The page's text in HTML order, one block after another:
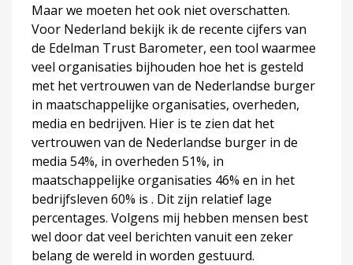
Maar we moeten het ook niet overschatten.
Voor Nederland bekijk ik de recente cijfers van
de Edelman Trust Barometer, een tool waarmee
veel organisaties bijhouden hoe het is gesteld
met het vertrouwen van de Nederlandse burger
in maatschappelijke organisaties, overheden,
media en bedrijven. Hier is te zien dat het
vertrouwen van de Nederlandse burger in de
media 54%, in overheden 51%, in
maatschappelijke organisaties 46% en in het
bedrijfsleven 60% is . Dit zijn relatief lage
percentages. Volgens mij hebben mensen best
wel door dat veel berichten vanuit een zeker
belang de wereld in worden gestuurd.